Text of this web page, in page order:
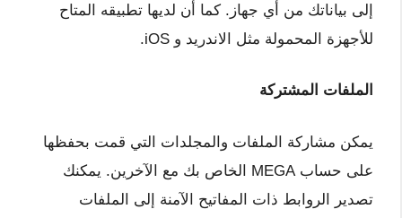
إلى بياناتك من أي جهاز. كما أن لديها تطبيقه المتاح
للأجهزة المحمولة مثل الاندريد و iOS.
الملفات المشتركة
يمكن مشاركة الملفات والمجلدات التي قمت بحفظها
على حساب MEGA الخاص بك مع الآخرين. يمكنك
تصدير الروابط ذات المفاتيح الآمنة إلى الملفات